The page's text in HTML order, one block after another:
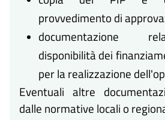
provvedimento di
documentazione
disponibilità dei
per la realizzazione
Eventuali altre
dalle normative locali o